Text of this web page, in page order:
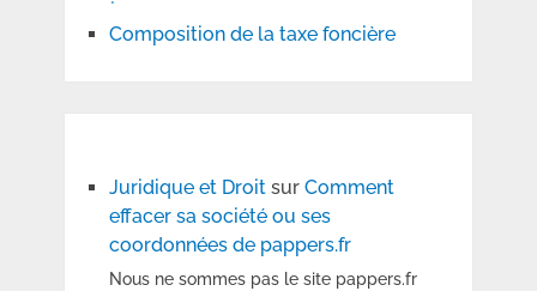
Composition de la taxe foncière
Juridique et Droitsur Comment
effacer sa société ou ses
coordonnées de pappers.fr
Nous ne sommes pas le site pappers.fr